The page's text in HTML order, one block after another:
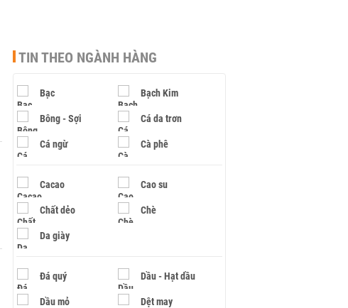
TIN THEO NGÀNH HÀNG
Bạc Bạch Kim
Bông - Sợi Cá da trơn
Cá ngừ Cà phê
Cacao Cao su
Chất dẻo Chè
Da giày
Đá quý Dầu - Hạt dầu
Dầu mỏ Dệt may